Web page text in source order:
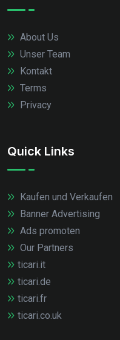
About Us
Unser Team
Kontakt
Terms
Privacy
Quick Links
Kaufen und Verkaufen
Banner Advertising
Ads promoten
Our Partners
ticari.it
ticari.de
ticari.fr
ticari.co.uk